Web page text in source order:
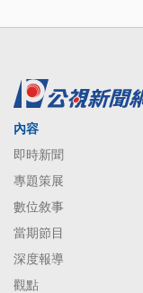
內容
即時新聞
專題策展
數位敘事
當期節目
深度報導
觀點